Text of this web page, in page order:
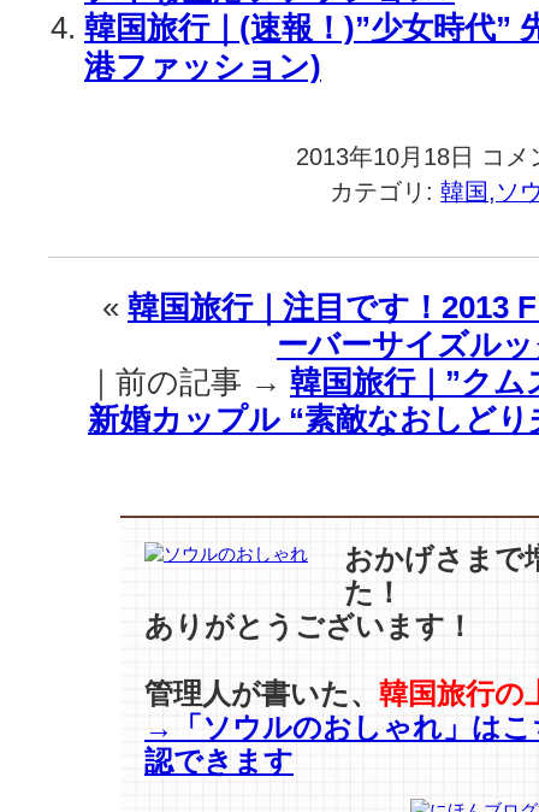
韓国旅行｜(速報！)”少女時代”
港ファッション)
2013年10月18日
韓
国
旅
｜
速
報！)”女
王”
少
女
で
登
場！
ァ
ッ
シ
コメ
カテゴリ: 韓国,ソ
« 韓国旅行｜注目です！2013
ーバーサイズル
｜前の記事 → 韓国旅行｜”クム
新婚カップル “素敵なおしど
おかげさまで
た！
ありがとうございます！
管理人が書いた、 韓国旅行の
→「ソウルのおしゃれ」はこ
認できます